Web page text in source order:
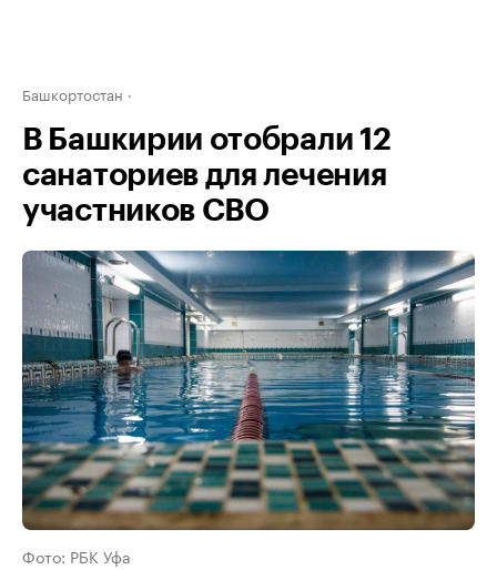
Башкортостан
В Башкирии отобрали 12
санаториев для лечения
участников СВО
Фото: РБК Уфа